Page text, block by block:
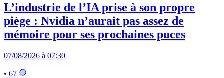
L’industrie de l’IA prise à son propre
piège : Nvidia n’aurait pas assez de
mémoire pour ses prochaines puces
07/08/2026 à 07:30
• 67